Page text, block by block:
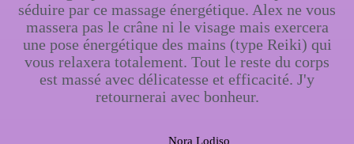
séduire par ce massage énergétique. Alex ne vous
massera pas le crâne ni le visage mais exercera
une pose énergétique des mains (type Reiki) qui
vous relaxera totalement. Tout le reste du corps
est massé avec délicatesse et efficacité. J'y
retournerai avec bonheur.
Nora Lodiso